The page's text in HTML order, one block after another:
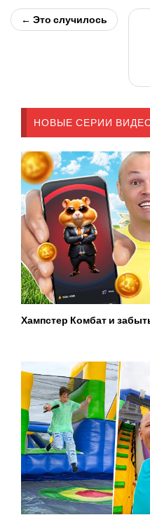
← Это случилось
НОВЫЕ СЕРИИ
Хампстер Комбат и